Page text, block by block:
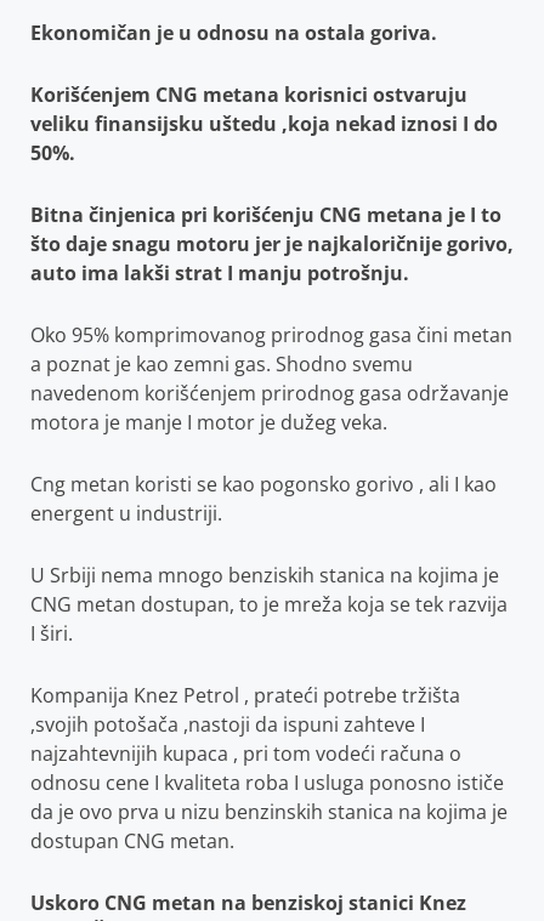
Ekonomičan je u odnosu na ostala goriva.
Korišćenjem CNG metana korisnici ostvaruju
veliku finansijsku uštedu ,koja nekad iznosi I do
50%.
Bitna činjenica pri korišćenju CNG metana je I to
što daje snagu motoru jer je najkaloričnijegorivo,
auto ima lakši strat I manju potrošnju.
Oko 95% komprimovanog prirodnog gasa čini metan
a poznat je kao zemni gas. Shodno svemu
navedenom korišćenjem prirodnog gasa održavanje
motora je manje I motor je dužeg veka.
Cng metan koristi se kao pogonsko gorivo , ali I kao
energent u industriji.
U Srbiji nema mnogo benziskih stanica na kojima je
CNG metan dostupan, to je mreža koja se tek razvija
I širi.
Kompanija Knez Petrol , prateći potrebe tržišta
,svojih potošača ,nastoji da ispuni zahteve I
najzahtevnijih kupaca , pri tom vodeći računa o
odnosu cene I kvaliteta roba I usluga ponosno ističe
da je ovo prva u nizu benzinskih stanica na kojima je
dostupan CNG metan.
Uskoro CNG metan na benziskoj stanici Knez